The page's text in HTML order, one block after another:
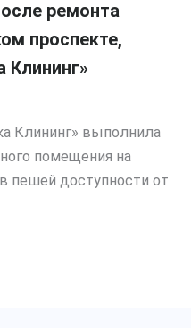
ремонта
проспекте,
Клининг»
Клининг» выполнила
помещения на
пешей доступности от